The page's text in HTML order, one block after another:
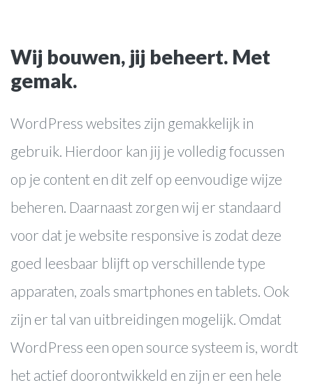
websites
webwinkels
online marketing
webapplicaties
Over ons
Werkwijze
Cases
Blog
Contact
Wij bouwen, jij beheert. Met
gemak.
WordPress websites zijn gemakkelijk in
gebruik. Hierdoor kan jij je volledig focussen
op je content en dit zelf op eenvoudige wijze
beheren. Daarnaast zorgen wij er standaard
voor dat je website responsive is zodat deze
goed leesbaar blijft op verschillende type
apparaten, zoals smartphones en tablets. Ook
zijn er tal van uitbreidingen mogelijk. Omdat
WordPress een open source systeem is, wordt
het actief doorontwikkeld en zijn er een hele